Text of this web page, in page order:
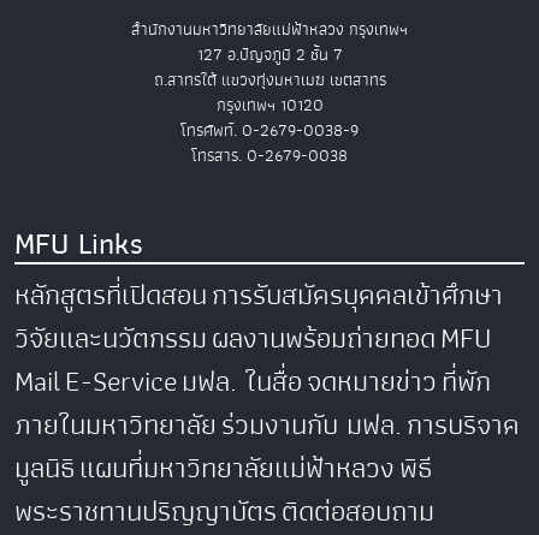
สำนักงานมหาวิทยาลัยแม่ฟ้าหลวง กรุงเทพฯ
127 อ.ปัญจภูมิ 2 ชั้น 7
ถ.สาทรใต้ แขวงทุ่งมหาเมฆ เขตสาทร
กรุงเทพฯ 10120
โทรศัพท์. 0-2679-0038-9
โทรสาร. 0-2679-0038
MFU Links
หลักสูตรที่เปิดสอนการรับสมัครบุคคลเข้าศึกษา
วิจัยและนวัตกรรมผลงานพร้อมถ่ายทอดMFU
MailE-Serviceมฟล. ในสื่อจดหมายข่าวที่พัก
ภายในมหาวิทยาลัยร่วมงานกับ มฟล.การบริจาค
มูลนิธิแผนที่มหาวิทยาลัยแม่ฟ้าหลวงพิธี
พระราชทานปริญญาบัตรติดต่อสอบถาม